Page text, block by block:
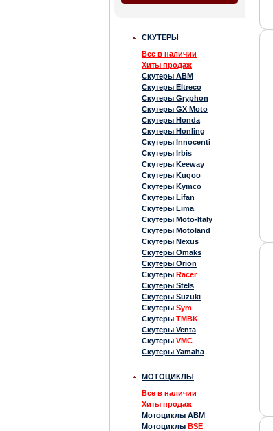
СКУТЕРЫ
Все в наличии
Хиты продаж
Скутеры ABM
Скутеры Eltreco
Скутеры Gryphon
Скутеры GX Moto
Скутеры Honda
Скутеры Honling
Скутеры Innocenti
Скутеры Irbis
Скутеры Keeway
Скутеры Kugoo
Скутеры Kymco
Скутеры Lifan
Скутеры Lima
Скутеры Moto-Italy
Скутеры Motoland
Скутеры Nexus
Скутеры Omaks
Скутеры Orion
Скутеры Racer
Скутеры Stels
Скутеры Suzuki
Скутеры Sym
Скутеры TMBK
Скутеры Venta
Скутеры VMC
Скутеры Yamaha
МОТОЦИКЛЫ
Все в наличии
Хиты продаж
Мотоциклы ABM
Мотоциклы BSE